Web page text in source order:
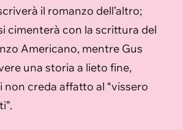
il romanzo dell’altro;
cimenterà con la scrittura del
Americano, mentre Gus
una storia a lieto fine,
creda affatto al “vissero